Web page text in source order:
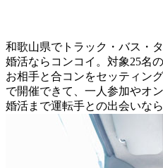
和歌山県でトラック・バス・
婚活ならコンコイ。対象25名
お相手と合コンをセッティン
で開催できて、一人参加やオ
婚活まで運転手との出会いな